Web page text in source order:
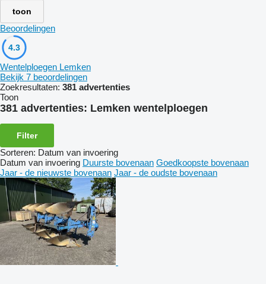
toon
Beoordelingen
4.3
Wentelploegen Lemken
Bekijk 7 beoordelingen
Zoekresultaten: 381 advertenties
Toon
381 advertenties: Lemken wentelploegen
Filter
Sorteren: Datum van invoering
Datum van invoering Duurste bovenaan Goedkoopste bovenaan
Jaar - de nieuwste bovenaan Jaar - de oudste bovenaan